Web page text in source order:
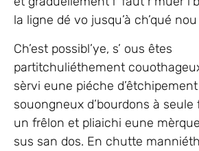
la ligne dé vo jusqu’à ch’qué
Ch’est possibl’ye, s’ ous êtes
partitchuliéthement
sèrvi eune piéche
souongneux d’bourdons à
un frêlon et pliaichi eune
sus san dos. En chutte